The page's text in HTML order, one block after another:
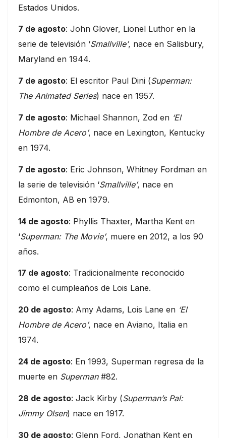
Estados Unidos.
7 de agosto: John Glover, Lionel Luthor en la
serie de televisión ‘Smallville’, nace en Salisbury,
Maryland en 1944.
7 de agosto: El escritor Paul Dini (Superman:
The Animated Series) nace en 1957.
7 de agosto: Michael Shannon, Zod en ‘El
Hombre de Acero’, nace en Lexington, Kentucky
en 1974.
7 de agosto: Eric Johnson, Whitney Fordman en
la serie de televisión ‘Smallville’, nace en
Edmonton, AB en 1979.
14 de agosto: Phyllis Thaxter, Martha Kent en
‘Superman: The Movie’, muere en 2012, a los 90
años.
17 de agosto: Tradicionalmente reconocido
como el cumpleaños de Lois Lane.
20 de agosto: Amy Adams, Lois Lane en ‘El
Hombre de Acero’, nace en Aviano, Italia en
1974.
24 de agosto: En 1993, Superman regresa de la
muerte en Superman#82.
28 de agosto: Jack Kirby (Superman’s Pal:
Jimmy Olsen) nace en 1917.
30 de agosto: Glenn Ford, Jonathan Kent en